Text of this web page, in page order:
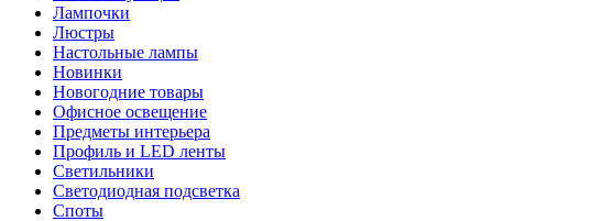
Лампочки
Люстры
Настольные лампы
Новинки
Новогодние товары
Офисное освещение
Предметы интерьера
Профиль и LED ленты
Светильники
Светодиодная подсветка
Споты